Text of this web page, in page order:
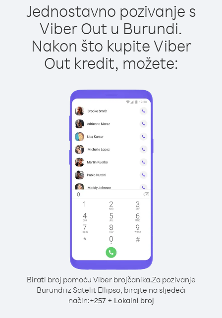
Jednostavno pozivanje s
Viber Out u Burundi.
Nakon što kupite Viber
Out kredit, možete:
Birati broj pomoću Viber brojčanika.Za pozivanje
Burundi iz Satelit Ellipso, birajte na sljedeći
način:+257+ Lokalni broj